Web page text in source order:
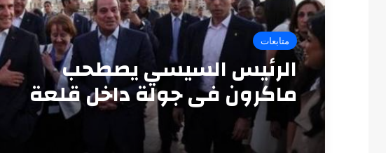
متابعات
الرئيس السيسي يصطحب
ماكرون في جولة داخل قلعة
قايتباي بالإسكندرية